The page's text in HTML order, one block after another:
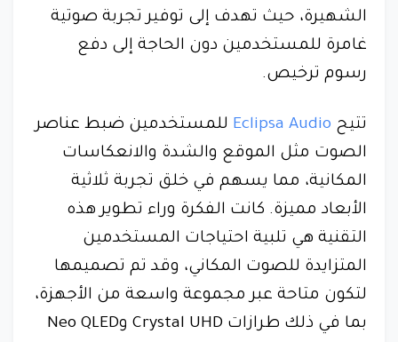
الشهيرة، حيث تهدف إلى توفير تجربة صوتية
غامرة للمستخدمين دون الحاجة إلى دفع
رسوم ترخيص.
تتيح Eclipsa Audio للمستخدمين ضبط عناصر
الصوت مثل الموقع والشدة والانعكاسات
المكانية، مما يسهم في خلق تجربة ثلاثية
الأبعاد مميزة. كانت الفكرة وراء تطوير هذه
التقنية هي تلبية احتياجات المستخدمين
المتزايدة للصوت المكاني، وقد تم تصميمها
لتكون متاحة عبر مجموعة واسعة من الأجهزة،
بما في ذلك طرازات Crystal UHD وNeo QLED